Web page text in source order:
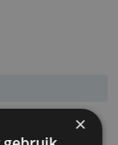
×